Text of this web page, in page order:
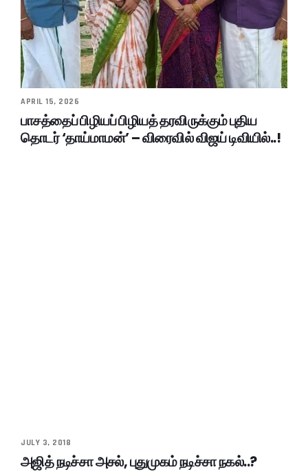
APRIL 15, 2026
பாசத்தைப் பிழியப் பிழியத் தரவிருக்கும் புதிய
தொடர் ‘தாய்மாமன்’ – விரைவில் விஜய் டிவியில்..!
JULY 3, 2018
அஜித் நடிச்சா அசல், புதுமுகம் நடிச்சா நகல்..?